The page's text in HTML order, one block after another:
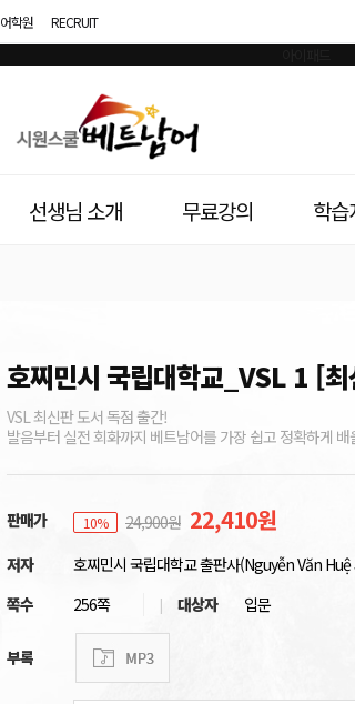
어학원 RECRUIT
선생님 소개 무료강의 학습
호찌민시 국립대학교_VSL 1 [
VSL 최신판 도서 독점 출간!
발음부터 실전 회화까지 베트남어를 가장 쉽고 정확하게 배
판매가 10% 24,900원 22,410원
저자
호찌민시 국립대학교 출판사(Nguyễn Văn Huệ
쪽수
256쪽 대상자 입문
부록